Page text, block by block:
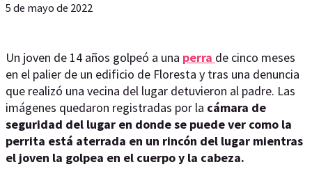
5 de mayo de 2022
Un joven de 14 años golpeó a una perra de cinco meses
en el palier de un edificio de Floresta y tras una denuncia
que realizó una vecina del lugar detuvieron al padre. Las
imágenes quedaron registradas por la cámara de
seguridad del lugar en donde se puede ver como la
perrita está aterrada en un rincón del lugar mientras
el joven la golpea en el cuerpo y la cabeza.